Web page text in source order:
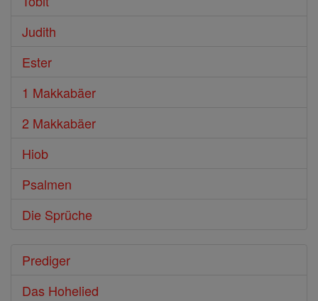
Judith
Ester
1 Makkabäer
2 Makkabäer
Hiob
Psalmen
Die Sprüche
Prediger
Das Hohelied